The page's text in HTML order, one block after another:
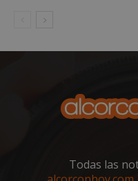
Todas las